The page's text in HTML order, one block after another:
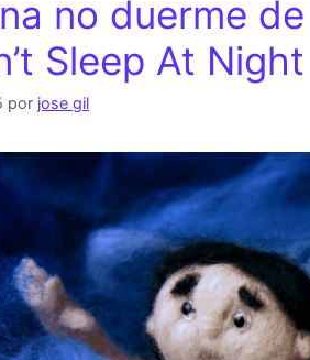
no duerme
Sleep At Night
por jose gil